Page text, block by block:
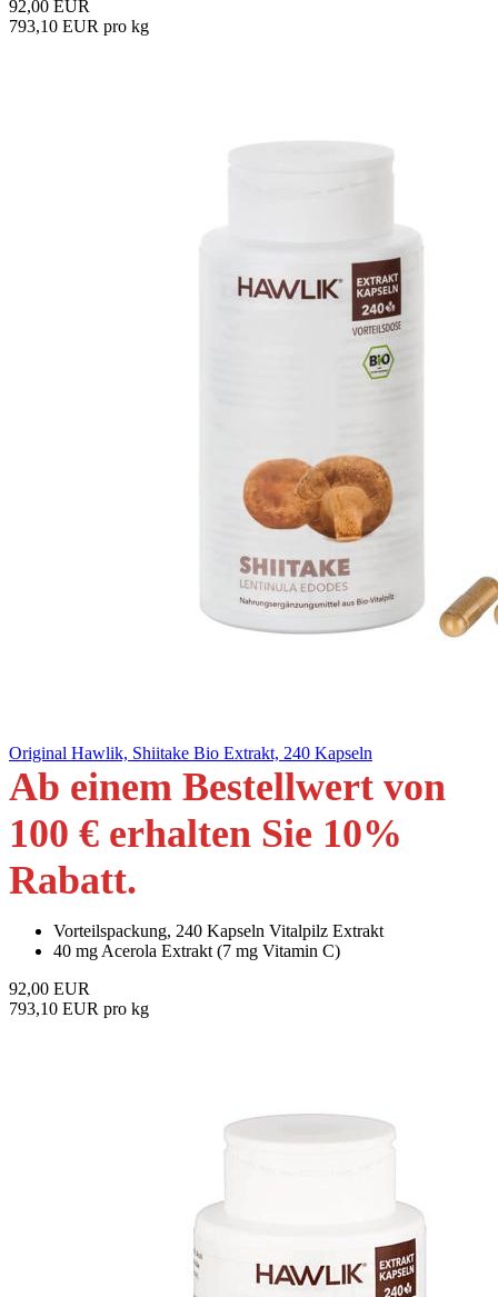
92,00 EUR
793,10 EUR pro kg
Original Hawlik, Shiitake Bio Extrakt, 240 Kapseln
Ab einem Bestellwert von
100 € erhalten Sie 10%
Rabatt.
Vorteilspackung, 240 Kapseln Vitalpilz Extrakt
40 mg Acerola Extrakt (7 mg Vitamin C)
92,00 EUR
793,10 EUR pro kg